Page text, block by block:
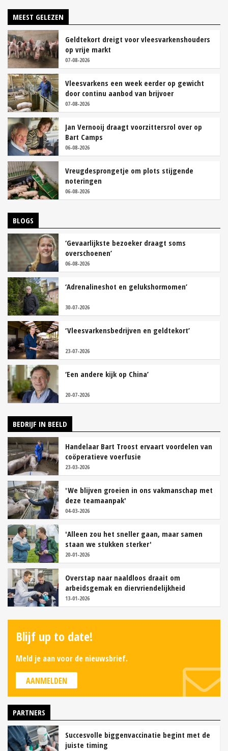
MEEST GELEZEN
Geldtekort dreigt voor vleesvarkenshouders
op vrije markt
07-08-2026
Vleesvarkens een week eerder op gewicht
door continu aanbod van brijvoer
07-08-2026
Jan Vernooij draagt voorzittersrol over op
Bart Camps
06-08-2026
Vreugdesprongetje om plots stijgende
noteringen
06-08-2026
BLOGS
‘Gevaarlijkste bezoeker draagt soms
overschoenen’
06-08-2026
‘Adrenalineshot en gelukshormomen’
30-07-2026
‘Vleesvarkensbedrijven en geldtekort’
23-07-2026
‘Een andere kijk op China’
20-07-2026
BEDRIJF IN BEELD
Handelaar Bart Troost ervaart voordelen van
coöperatieve voerfusie
23-03-2026
'We blijven groeien in ons vakmanschap met
deze teamaanpak'
04-03-2026
'Alleen zou het sneller gaan, maar samen
staan we stukken sterker'
20-01-2026
Overstap naar naaldloos draait om
arbeidsgemak en diervriendelijkheid
13-01-2026
Blijf up to date!
Meld je aan voor de nieuwsbrief.
AANMELDEN
PARTNERS
Succesvolle biggenvaccinatie begint met de
juiste timing